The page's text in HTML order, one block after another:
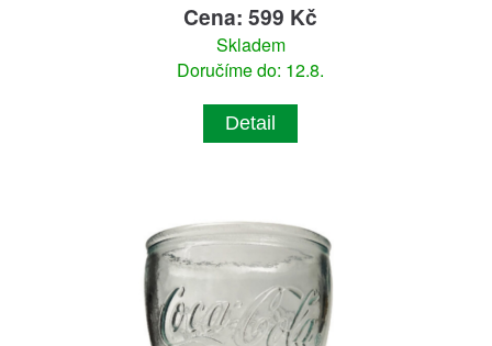
Cena: 599 Kč
Skladem
Doručíme do: 12.8.
Detail